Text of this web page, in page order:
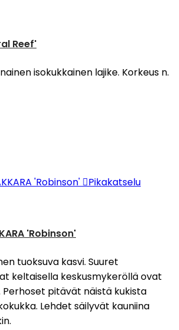
Reef'
isokukkainen lajike. Korkeus n.
Pikakatselu
'Robinson'
tuoksuva kasvi. Suuret
keltaisella keskusmykeröllä ovat
Perhoset pitävät näistä kukista
Lehdet säilyvät kauniina